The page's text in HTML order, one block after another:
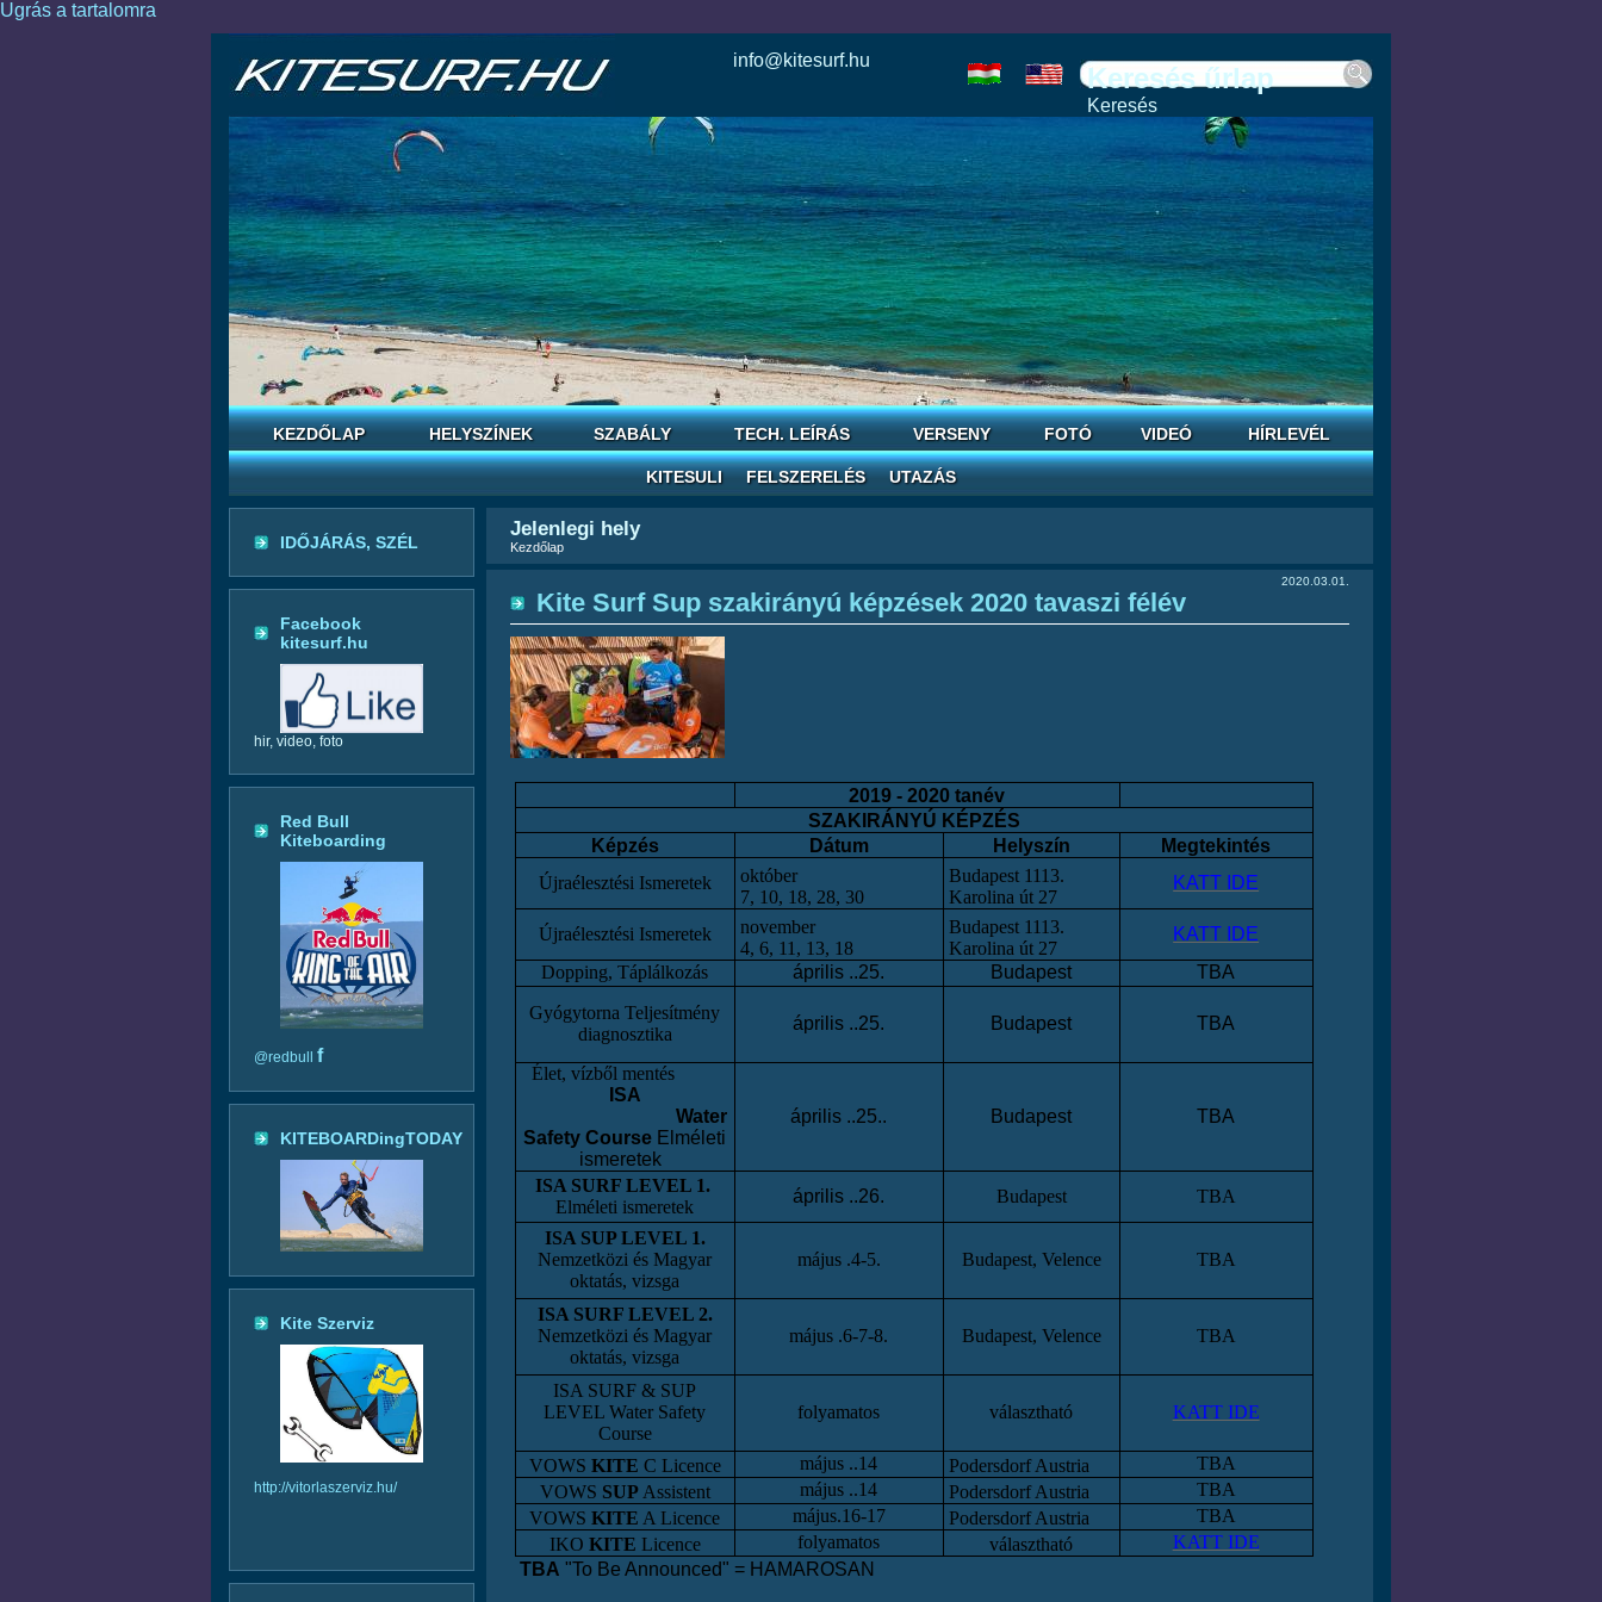
Ugrás a tartalomra
info@kitesurf.hu
Keresés űrlap
Keresés
esle
today
horoscope
reddit
save
KEZDŐLAP HELYSZÍNEK SZABÁLY TECH. LEÍRÁS VERSENY FOTÓ VIDEÓ HÍRLEVÉL
KITESULI FELSZERELÉS UTAZÁS
IDŐJÁRÁS, SZÉL
Facebook
kitesurf.hu
hir, video, foto
Red Bull
Kiteboarding
@redbull f
KITEBOARDingTODAY
Kite Szerviz
http://vitorlaszerviz.hu/
Jelenlegi hely
Kezdőlap
2020.03.01.
Kite Surf Sup szakirányú képzések 2020 tavaszi félév
2019 - 2020 tanév
SZAKIRÁNYÚ KÉPZÉS
Képzés
Dátum Helyszín
Megtekintés
Újraélesztési Ismeretek
október
7, 10, 18, 28, 30
Budapest 1113.
Karolina út 27
KATT IDE
Újraélesztési Ismeretek
november
4, 6, 11, 13, 18
Budapest 1113.
Karolina út 27
KATT IDE
Dopping, Táplálkozás
április ..25. Budapest
TBA
Gyógytorna Teljesítmény
diagnosztika
április ..25. Budapest TBA
Élet, vízből mentés
ISA
Water
Safety Course Elméleti
ismeretek
április ..25.. Budapest TBA
ISA SURF LEVEL 1.
Elméleti ismeretek
április ..26. Budapest TBA
ISA SUP LEVEL 1.
Nemzetközi és Magyar
oktatás, vizsga
május .4-5. Budapest, Velence TBA
ISA SURF LEVEL 2.
Nemzetközi és Magyar
oktatás, vizsga
május .6-7-8. Budapest, Velence TBA
ISA SURF & SUP
LEVEL Water Safety
Course
folyamatos választható KATT IDE
VOWS KITE C Licence május ..14 Podersdorf Austria
TBA
VOWS SUPAssistent május ..14 Podersdorf Austria
TBA
VOWSKITE A Licence május.16-17 Podersdorf Austria
TBA
IKO KITE Licence folyamatos választható
KATT IDE
TBA "To Be Announced" = HAMAROSAN